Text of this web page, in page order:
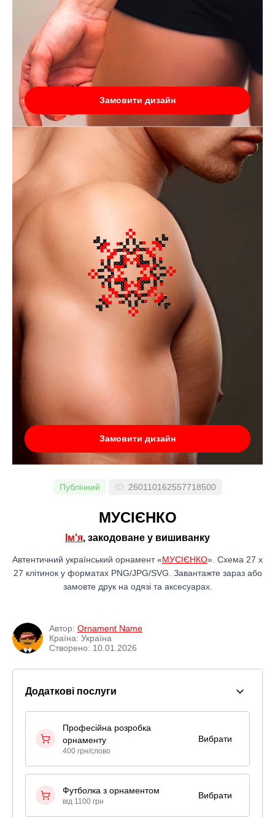
Замовити дизайн
Замовити дизайн
Публічний ID: 260110162557718500
МУСІЄНКО
Ім'я, закодоване у вишиванку
Автентичний український орнамент «МУСІЄНКО». Схема 27 x
27 клітинок у форматах PNG/JPG/SVG. Завантажте зараз або
замовте друк на одязі та аксесуарах.
Автор: Ornament Name
Країна: Україна
Створено: 10.01.2026
Додаткові послуги
Професійна розробка
орнаменту
400 грн/слово
Вибрати
Футболка з орнаментом
від 1100 грн
Вибрати